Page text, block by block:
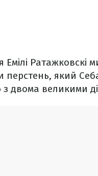
Ратажковскі
перстень, який
двома великими